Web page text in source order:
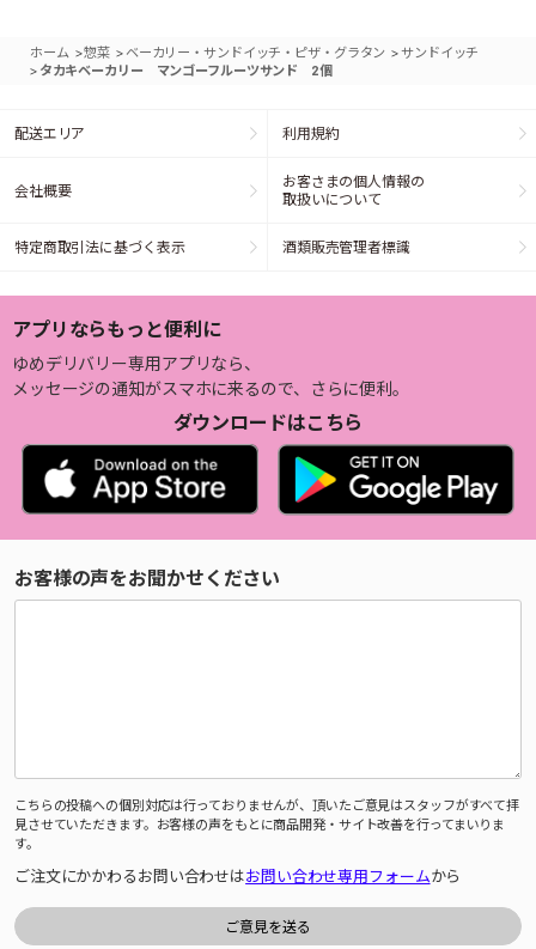
ホーム >惣菜 > ベーカリー・サンドイッチ・ピザ・グラタン >サンドイッチ
> タカキベーカリー マンゴーフルーツサンド 2個
配送エリア 利用規約
会社概要
お客さまの個人情報の
取扱いについて
特定商取引法に基づく表示 酒類販売管理者標識
アプリならもっと便利に
ゆめデリバリー専用アプリなら、
メッセージの通知がスマホに来るので、さらに便利。
ダウンロードはこちら
お客様の声をお聞かせください
こちらの投稿への個別対応は行っておりませんが、頂いたご意見はスタッフがすべて拝
見させていただきます。お客様の声をもとに商品開発・サイト改善を行ってまいりま
す。
ご注文にかかわるお問い合わせはお問い合わせ専用フォームから